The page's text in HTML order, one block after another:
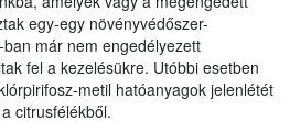
egy-egy növényvédőszer-
már nem engedélyezett
fel a kezelésükre. Utóbbi esetben
metil hatóanyagok jelenlétét
citrusfélékből.